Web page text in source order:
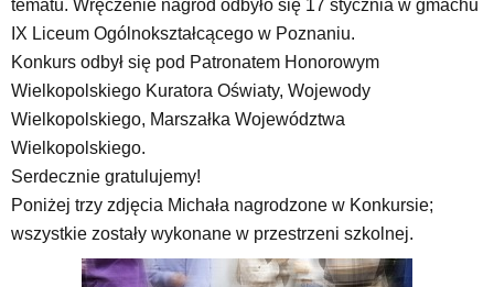
tematu. Wręczenie nagród odbyło się 17 stycznia w gmachu
IX Liceum Ogólnokształcącego w Poznaniu.
Konkurs odbył się pod Patronatem Honorowym
Wielkopolskiego Kuratora Oświaty, Wojewody
Wielkopolskiego, Marszałka Województwa
Wielkopolskiego.
Serdecznie gratulujemy!
Poniżej trzy zdjęcia Michała nagrodzone w Konkursie;
wszystkie zostały wykonane w przestrzeni szkolnej.